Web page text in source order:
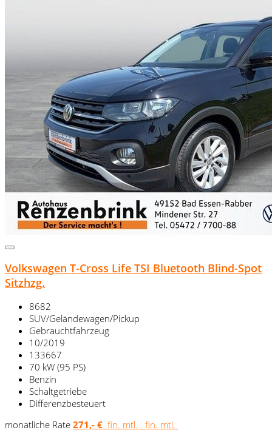
Volkswagen T-Cross Life TSI Bluetooth Blind-Spot
Sitzhzg.
8682
SUV/Geländewagen/Pickup
Gebrauchtfahrzeug
10/2019
133667
70 kW (95 PS)
Benzin
Schaltgetriebe
Differenzbesteuert
monatliche Rate 271,- € fin. mtl. fin. mtl.